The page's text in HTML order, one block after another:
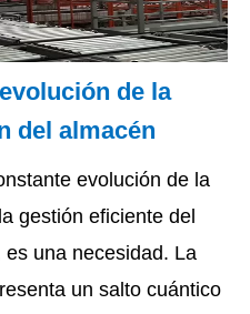
de la
del almacén
evolución de la
gestión eficiente del
una necesidad. La
un salto cuántico